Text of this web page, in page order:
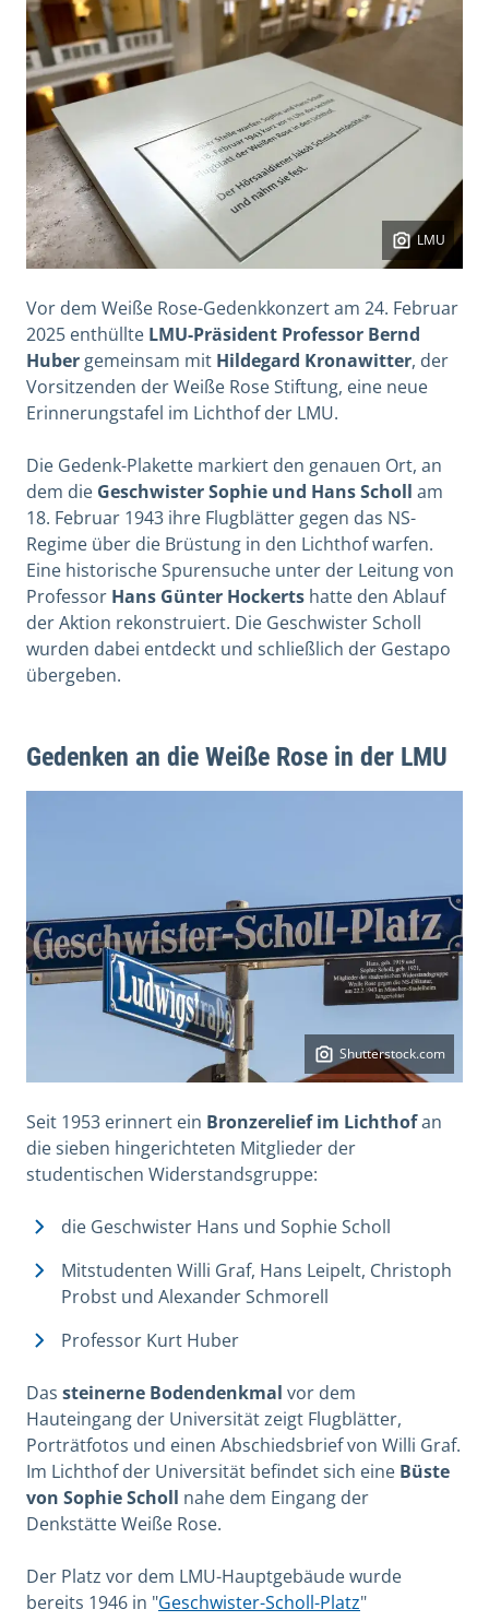
LMU
Vor dem Weiße Rose-Gedenkkonzert am 24. Februar
2025 enthüllte LMU-Präsident Professor Bernd
Huber gemeinsam mit Hildegard Kronawitter, der
Vorsitzenden der Weiße Rose Stiftung, eine neue
Erinnerungstafel im Lichthof der LMU.
Die Gedenk-Plakette markiert den genauen Ort, an
dem die Geschwister Sophie und Hans Scholl am
18. Februar 1943 ihre Flugblätter gegen das NS-
Regime über die Brüstung in den Lichthof warfen.
Eine historische Spurensuche unter der Leitung von
Professor Hans Günter Hockerts hatte den Ablauf
der Aktion rekonstruiert. Die Geschwister Scholl
wurden dabei entdeckt und schließlich der Gestapo
übergeben.
Gedenken an die Weiße Rose in der LMU
Shutterstock.com
Seit 1953 erinnert ein Bronzerelief im Lichthofan
die sieben hingerichteten Mitglieder der
studentischen Widerstandsgruppe:
die Geschwister Hans und Sophie Scholl
Mitstudenten Willi Graf, Hans Leipelt, Christoph
Probst und Alexander Schmorell
Professor Kurt Huber
Das steinerne Bodendenkmal vor dem
Hauteingang der Universität zeigt Flugblätter,
Porträtfotos und einen Abschiedsbrief von Willi Graf.
Im Lichthof der Universität befindet sich eine Büste
von Sophie Scholl nahe dem Eingang der
Denkstätte Weiße Rose.
Der Platz vor dem LMU-Hauptgebäude wurde
bereits 1946 in "Geschwister-Scholl-Platz"